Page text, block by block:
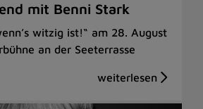
mit Benni Stark
witzig ist!“ am 28. August
an der Seeterrasse